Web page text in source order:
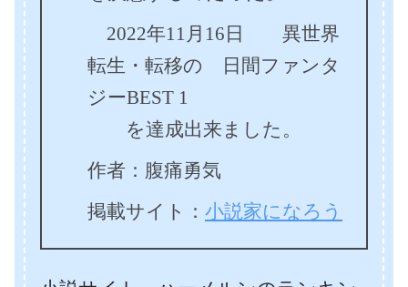
2022年11月16日 異世界
転生・転移の 日間ファンタ
ジーBEST 1
を達成出来ました。
作者：腹痛勇気
掲載サイト： 小説家になろう